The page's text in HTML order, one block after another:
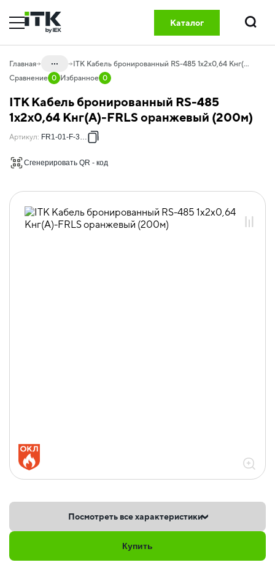
Каталог
Поиск
Главная ...
20.02 Кабельная продукция
20.02.06 Кабель бронированный
оболочке
ITK Кабель бронированный RS-485 1х2х0,64 Кнг(А)-FRLS оранжевый (200м)
Сравнение 0 Избранное 0
ITK Кабель бронированный RS-485
1х2х0,64 Кнг(А)-FRLS оранжевый (200м)
Артикул: FR1-01-F-3327
Сгенерировать QR - код
Посмотреть все характеристики
Купить